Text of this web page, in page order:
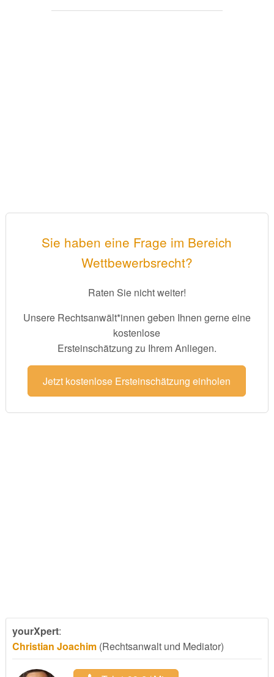
Sie haben eine Frage im Bereich
Wettbewerbsrecht?
Raten Sie nicht weiter!
Unsere Rechtsanwält*innen geben Ihnen gerne eine
kostenlose
Ersteinschätzung zu Ihrem Anliegen.
Jetzt kostenlose Ersteinschätzung einholen
yourXpert:
Christian Joachim(Rechtsanwalt und Mediator)